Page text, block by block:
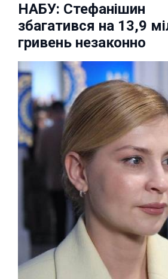
НАБУ: Стефанішин
збагатився на 13,9
гривень незаконно